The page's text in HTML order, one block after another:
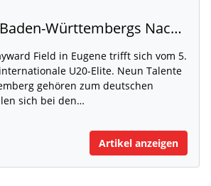
Eugene ruft: Baden-Württembergs Nachwuchs greift nach der Weltspitze
Field in Eugene trifft sich vom 5.
U20-Elite. Neun Talente
gehören zum deutschen
sich bei den…
Artikel anzeigen